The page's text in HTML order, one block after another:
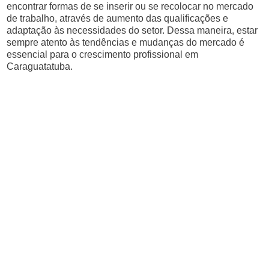
encontrar formas de se inserir ou se recolocar no mercado
de trabalho, através de aumento das qualificações e
adaptação às necessidades do setor. Dessa maneira, estar
sempre atento às tendências e mudanças do mercado é
essencial para o crescimento profissional em
Caraguatatuba.